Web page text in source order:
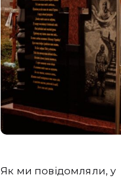
Як ми повідомляли,